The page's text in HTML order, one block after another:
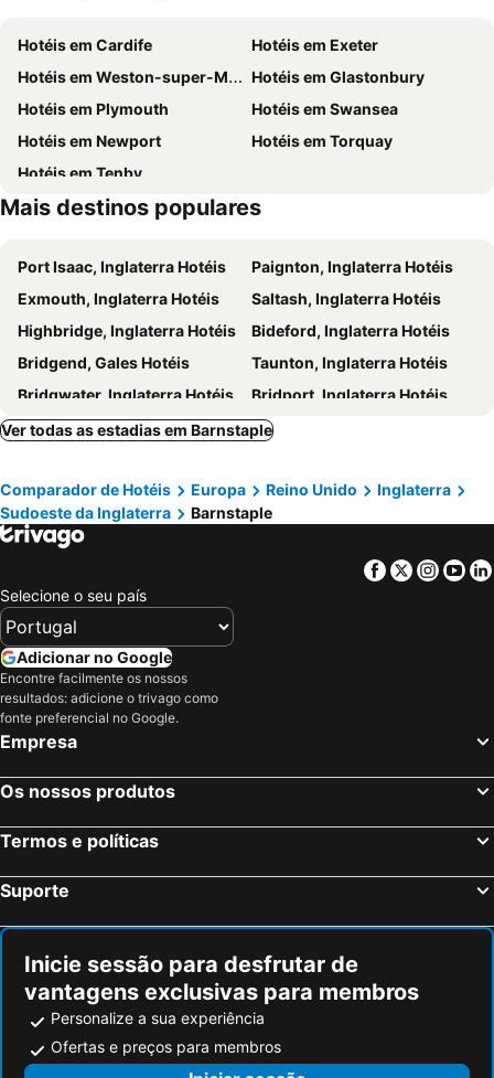
Hotéis em Cardife
Hotéis em Exeter
Hotéis em Weston-super-Mare
Hotéis em Glastonbury
Hotéis em Plymouth
Hotéis em Swansea
Hotéis em Newport
Hotéis em Torquay
Hotéis em Tenby
Mais destinos populares
Port Isaac, Inglaterra Hotéis
Paignton, Inglaterra Hotéis
Exmouth, Inglaterra Hotéis
Saltash, Inglaterra Hotéis
Highbridge, Inglaterra Hotéis
Bideford, Inglaterra Hotéis
Bridgend, Gales Hotéis
Taunton, Inglaterra Hotéis
Bridgwater, Inglaterra Hotéis
Bridport, Inglaterra Hotéis
Bude, Inglaterra Hotéis
Tiverton, Inglaterra Hotéis
Sidmouth, Inglaterra Hotéis
Brixham, Inglaterra Hotéis
Lynton, Inglaterra Hotéis
Dawlish, Inglaterra Hotéis
Looe, Inglaterra Hotéis
Birmingham, Inglaterra Hotéis
Oxford, Inglaterra Hotéis
Cambridge, Inglaterra Hotéis
Nottingham, Inglaterra Hotéis
Peterborough, Inglaterra Hotéis
Milton Keynes, Inglaterra Hotéis
Edimburgo, Escócia Hotéis
Liverpool, Inglaterra Hotéis
Glasgow, Escócia Hotéis
Inverness, Escócia Hotéis
Ver todas as estadias em Barnstaple
Comparador de Hotéis Europa Reino Unido
Inglaterra
Sudoeste da Inglaterra
Barnstaple
Facebook
Twitter
Selecione o seu país
Adicionar no Google
Encontre facilmente os nossos
resultados: adicione o trivago como
fonte preferencial no Google.
Empresa
Os nossos produtos
Termos e políticas
Suporte
Inicie sessão para desfrutar de
vantagens exclusivas para membros
Personalize a sua experiência
Ofertas e preços para membros